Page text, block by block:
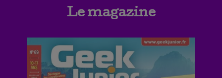
Le magazine